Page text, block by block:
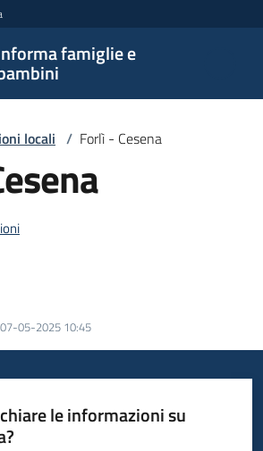
famiglie e
locali / Forlì - Cesena
07-05-2025 10:45
le informazioni su